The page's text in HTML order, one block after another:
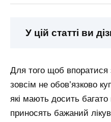
У цій статті ви
Для того щоб
зовсім не обов’язково
які мають досить
приносять бажаний